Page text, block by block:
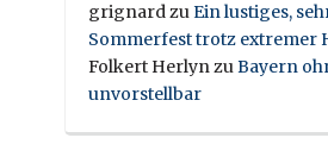
grignardzuEin lustiges,
Sommerfest trotz extremer
Folkert HerlynzuBayern
unvorstellbar